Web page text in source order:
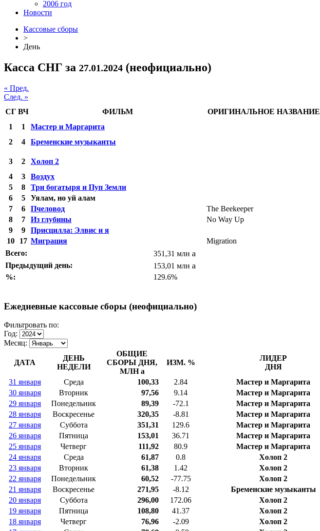
2006 год
Новости
Кассовые сборы
>
День
Касса СНГ за 27.01.2024 (неофициально)
« Пред.
След. »
СГ ВЧ ФИЛЬМ ОРИГИНАЛЬНОЕ НАЗВАНИЕ
1
1 Мастер и Маргарита
2
4 Бременские музыканты
3 2 Холоп 2
4
3 Воздух
5
8 Три богатыря и Пуп Земли
6
5 Уялам, но уй алам
7
6 Пчеловод The Beekeeper
8
7 Из глубины No Way Up
9
9 Присцилла: Элвис и я
10
17 Миграция Migration
Всего:
351,31 млн a
Предыдущий день: 153,01 млн a
%: 129.6%
Ежедневные кассовые сборы (неофициально)
Фильтровать по:
Год:
Месяц:
ДАТА
ДЕНЬ
НЕДЕЛИ
ОБЩИЕ
СБОРЫ ДНЯ,
МЛНa
ИЗМ. %
ЛИДЕР
ДНЯ
31 января
Среда 100,33 2.84 Мастер и Маргарита
30 января
Вторник 97,56 9.14 Мастер и Маргарита
29 января
Понедельник 89,39 -72.1 Мастер и Маргарита
28 января
Воскресенье 320,35 -8.81 Мастер и Маргарита
27 января
Суббота 351,31 129.6 Мастер и Маргарита
26 января
Пятница 153,01 36.71 Мастер и Маргарита
25 января
Четверг 111,92 80.9 Мастер и Маргарита
24 января
Среда 61,87 0.8 Холоп 2
23 января
Вторник 61,38 1.42 Холоп 2
22 января
Понедельник 60,52 -77.75 Холоп 2
21 января
Воскресенье 271,95 -8.12 Бременские музыканты
20 января
Суббота 296,00 172.06 Холоп 2
19 января
Пятница 108,80 41.37 Холоп 2
18 января
Четверг 76,96 -2.09 Холоп 2